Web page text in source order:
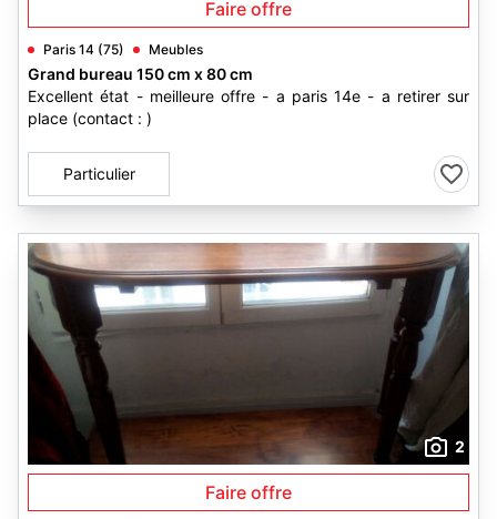
Faire offre
Paris 14 (75) Meubles
Grand bureau 150 cm x 80 cm
Excellent état - meilleure offre - a paris 14e - a retirer sur
place (contact : )
Particulier
2
Faire offre